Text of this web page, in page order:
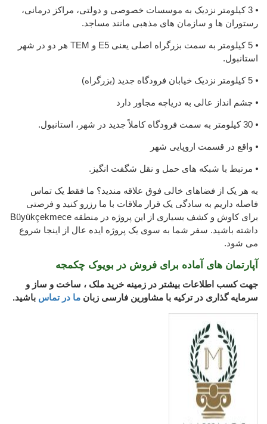
⦁ 3 کیلومتر نزدیک به موسسات خصوصی و دولتی، مراکز درمانی،
رستوران ها و سازمان های مذهبی مانند مساجد.
⦁ 5 کیلومتر به سمت بزرگراه اصلی یعنی E5 و TEM هر دو در شهر
استانبول.
⦁ 5 کیلومتر نزدیک خیابان فرودگاه جدید (بزرگراه)
⦁ چشم انداز عالی به دریاچه مجاور دارد
⦁ 30 کیلومتر به سمت فرودگاه کاملاً جدید در شهر، استانبول.
⦁ واقع در قسمت اروپایی شهر
⦁ مرتبط با شبکه های حمل و نقل شگفت انگیز.
به هر یک از فضاهای خالی فوق علاقه مندید؟ ما فقط یک تماس
فاصله داریم به سادگی یک قرار ملاقات با ما رزرو کنید و فرصتی
برای کاوش و کشف بسیاری از این پروژه در منطقه Büyükçekmece
داشته باشید. سفر شما به سوی یک پروژه ایده عال از اینجا شروع
می شود.
آپارتمان های آماده برای فروش در بویوک چکمجه
جهت کسب اطلاعات بیشتر در زمینه خرید ملک ، ساخت و ساز و
سرمایه گذاری در ترکیه با مشاورین فارسی زبان ما در تماس باشید.